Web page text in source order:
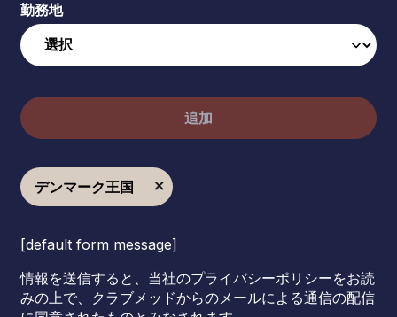
勤務地
追加
デンマーク王国
[default form message]
情報を送信すると、当社のプライバシーポリシーをお読
みの上で、クラブメッドからのメールによる通信の配信